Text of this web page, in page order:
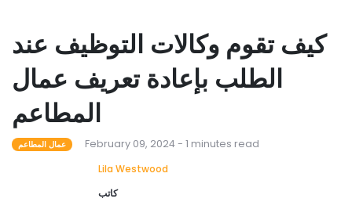
كيف تقوم وكالات التوظيف عند
الطلب بإعادة تعريف عمال
المطاعم
عمال المطاعم
February 09, 2024 - 1 minutes read
Lila Westwood
كاتب